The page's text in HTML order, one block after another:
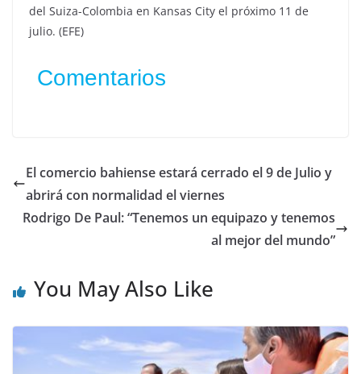
del Suiza-Colombia en Kansas City el próximo 11 de
julio. (EFE)
Comentarios
El comercio bahiense estará cerrado el 9 de Julio y
abrirá con normalidad el viernes
Rodrigo De Paul: “Tenemos un equipazo y tenemos
al mejor del mundo”
You May Also Like